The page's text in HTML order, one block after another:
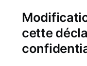
cette